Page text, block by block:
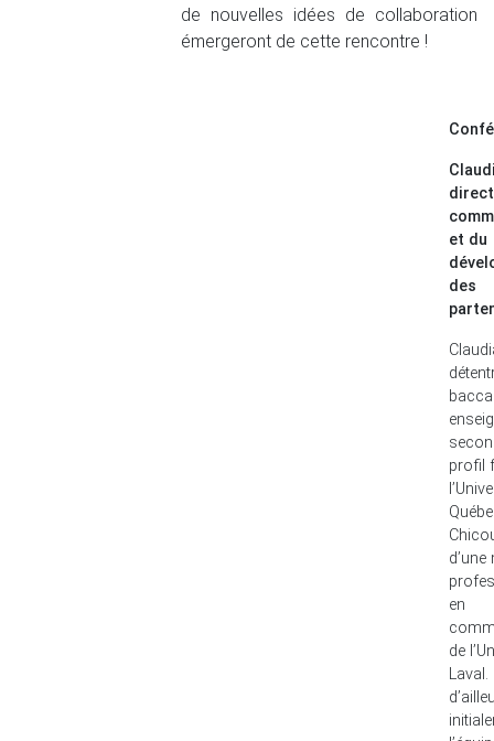
de nouvelles idées de collaboration
émergeront de cette rencontre !
et du
des
profil
en
de
Laval.